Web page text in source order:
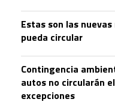
Estas son las
pueda circular
Contingencia
autos no circularán
excepciones